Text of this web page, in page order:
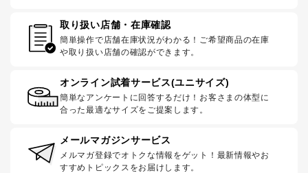
取り扱い店舗・在庫確認
簡単操作で店舗在庫状況がわかる！ご希望商品の在庫
や取り扱い店舗の確認ができます。
オンライン試着サービス(ユニサイズ)
簡単なアンケートに回答するだけ！お客さまの体型に
合った最適なサイズをご提案します。
メールマガジンサービス
メルマガ登録でオトクな情報をゲット！最新情報やお
すすめトピックスをお届けします。